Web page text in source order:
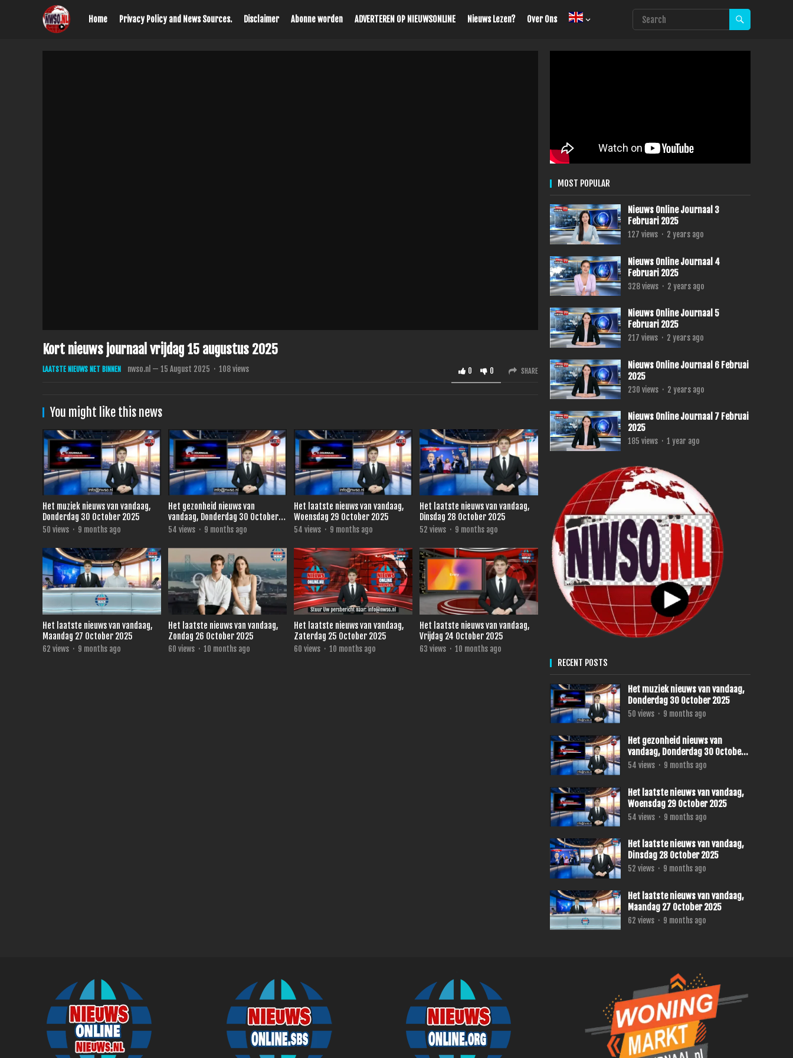
Home Privacy Policy and News Sources. Disclaimer Abonne worden ADVERTEREN OP NIEUWSONLINE Nieuws Lezen? Over Ons
Kort nieuws journaal vrijdag 15 augustus 2025
LAATSTE NIEUWS NET BINNEN nwso.nl — 15 August 2025 · 108views 0 0 SHARE
You might like this news
Het muziek nieuws van vandaag,
Donderdag 30 October 2025
50 views · 9 months ago
Het gezonheid nieuws van
vandaag, Donderdag 30 October
2025
54 views · 9 months ago
Het laatste nieuws van vandaag,
Woensdag 29 October 2025
54 views · 9 months ago
Het laatste nieuws van vandaag,
Dinsdag 28 October 2025
52 views · 9 months ago
Het laatste nieuws van vandaag,
Maandag 27 October 2025
62 views · 9 months ago
Het laatste nieuws van vandaag,
Zondag 26 October 2025
60 views · 10 months ago
Het laatste nieuws van vandaag,
Zaterdag 25 October 2025
60 views · 10 months ago
Het laatste nieuws van vandaag,
Vrijdag 24 October 2025
63 views · 10 months ago
MOST POPULAR
Nieuws Online Journaal 3
Februari 2025
127 views · 2 years ago
Nieuws Online Journaal 4
Februari 2025
328views · 2 years ago
Nieuws Online Journaal 5
Februari 2025
217 views · 2 years ago
Nieuws Online Journaal 6 Februai
2025
230 views · 2 years ago
Nieuws Online Journaal 7 Februai
2025
185 views · 1 year ago
RECENT POSTS
Het muziek nieuws van vandaag,
Donderdag 30 October 2025
50 views · 9 months ago
Het gezonheid nieuws van
vandaag, Donderdag 30 October
2025
54 views · 9 months ago
Het laatste nieuws van vandaag,
Woensdag 29 October 2025
54 views · 9 months ago
Het laatste nieuws van vandaag,
Dinsdag 28 October 2025
52 views · 9 months ago
Het laatste nieuws van vandaag,
Maandag 27 October 2025
62 views · 9 months ago